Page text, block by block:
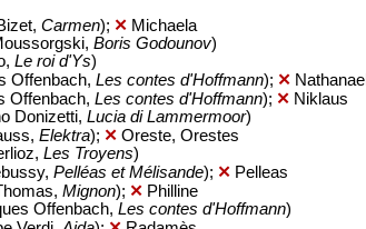
Carmen); ✕ Michaela
Boris Godounov)
Le roi d'Ys)
Offenbach, Les contes d'Hoffmann); ✕ Nathanael
Offenbach, Les contes d'Hoffmann); ✕ Niklaus
Donizetti, Lucia di Lammermoor)
Elektra); ✕ Oreste, Orestes
Les Troyens)
Pelléas et Mélisande); ✕ Pelleas
Mignon); ✕ Philline
Offenbach, Les contes d'Hoffmann)